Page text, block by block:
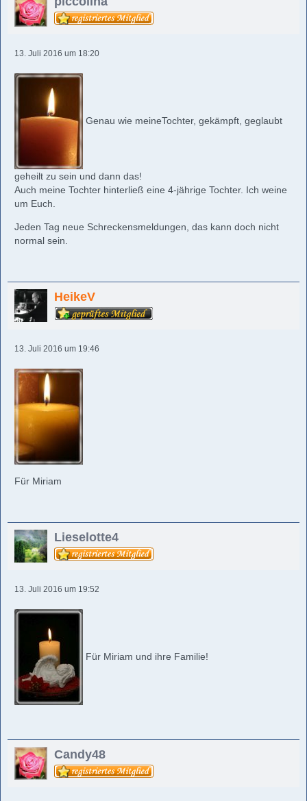
13. Juli 2016 um 18:20
Genau wie meineTochter, gekämpft, geglaubt
geheilt zu sein und dann das!
Auch meine Tochter hinterließ eine 4-jährige Tochter. Ich weine
um Euch.
Jeden Tag neue Schreckensmeldungen, das kann doch nicht
normal sein.
HeikeV
13. Juli 2016 um 19:46
Für Miriam
Lieselotte4
13. Juli 2016 um 19:52
Für Miriam und ihre Familie!
Candy48